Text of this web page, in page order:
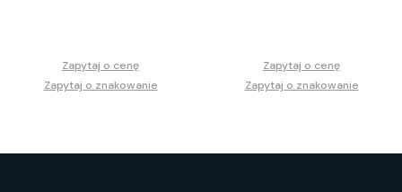
Zapytaj o cenę
Zapytaj o znakowanie
Zapytaj o cenę
Zapytaj o znakowanie